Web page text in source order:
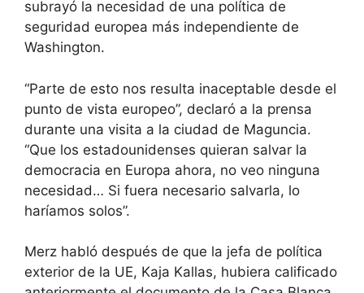
subrayó la necesidad de una política de
seguridad europea más independiente de
Washington.
“Parte de esto nos resulta inaceptable desde el
punto de vista europeo”, declaró a la prensa
durante una visita a la ciudad de Maguncia.
“Que los estadounidenses quieran salvar la
democracia en Europa ahora, no veo ninguna
necesidad… Si fuera necesario salvarla, lo
haríamos solos”.
Merz habló después de que la jefa de política
exterior de la UE, Kaja Kallas, hubiera calificado